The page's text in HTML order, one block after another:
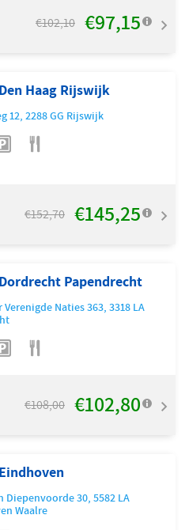
Diepenvoorde 30,5582 LA
Waalre
Papendrecht
Verenigde Naties 363,3318 LA
€108,00 €102,80
Haag Rijswijk
12,2288 GG Rijswijk
€152,70 €145,25
€102,10 €97,15